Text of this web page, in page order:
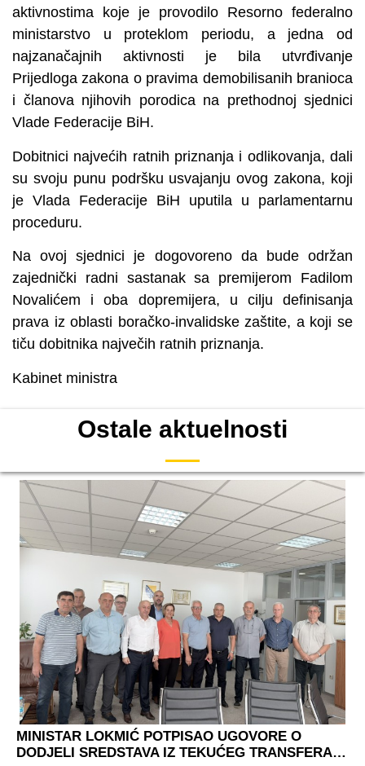
aktivnostima koje je provodilo Resorno federalno
ministarstvo u proteklom periodu, a jedna od
najzanačajnih aktivnosti je bila utvrđivanje
Prijedloga zakona o pravima demobilisanih branioca
i članova njihovih porodica na prethodnoj sjednici
Vlade Federacije BiH.
Dobitnici najvećih ratnih priznanja i odlikovanja, dali
su svoju punu podršku usvajanju ovog zakona, koji
je Vlada Federacije BiH uputila u parlamentarnu
proceduru.
Na ovoj sjednici je dogovoreno da bude održan
zajednički radni sastanak sa premijerom Fadilom
Novalićem i oba dopremijera, u cilju definisanja
prava iz oblasti boračko-invalidske zaštite, a koji se
tiču dobitnika največih ratnih priznanja.
Kabinet ministra
Ostale aktuelnosti
MINISTAR LOKMIĆ POTPISAO UGOVORE O
DODJELI SREDSTAVA IZ TEKUĆEG TRANSFERA…